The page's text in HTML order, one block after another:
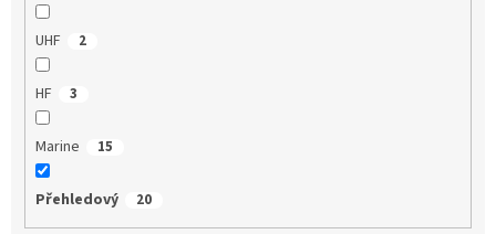
UHF 2
HF 3
Marine 15
Přehledový 20